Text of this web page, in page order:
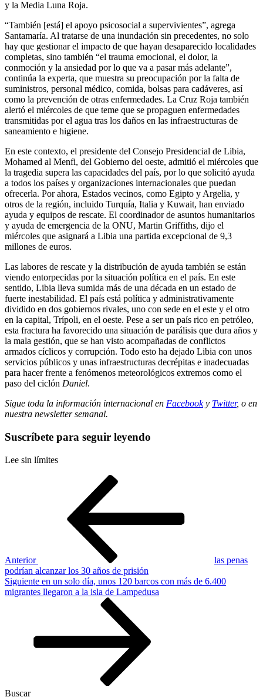
y la Media Luna Roja.
“También [está] el apoyo psicosocial a supervivientes”, agrega
Santamaría. Al tratarse de una inundación sin precedentes, no solo
hay que gestionar el impacto de que hayan desaparecido localidades
completas, sino también “el trauma emocional, el dolor, la
conmoción y la ansiedad por lo que va a pasar más adelante”,
continúa la experta, que muestra su preocupación por la falta de
suministros, personal médico, comida, bolsas para cadáveres, así
como la prevención de otras enfermedades. La Cruz Roja también
alertó el miércoles de que teme que se propaguen enfermedades
transmitidas por el agua tras los daños en las infraestructuras de
saneamiento e higiene.
En este contexto, el presidente del Consejo Presidencial de Libia,
Mohamed al Menfi, del Gobierno del oeste, admitió el miércoles que
la tragedia supera las capacidades del país, por lo que solicitó ayuda
a todos los países y organizaciones internacionales que puedan
ofrecerla. Por ahora, Estados vecinos, como Egipto y Argelia, y
otros de la región, incluido Turquía, Italia y Kuwait, han enviado
ayuda y equipos de rescate. El coordinador de asuntos humanitarios
y ayuda de emergencia de la ONU, Martin Griffiths, dijo el
miércoles que asignará a Libia una partida excepcional de 9,3
millones de euros.
Las labores de rescate y la distribución de ayuda también se están
viendo entorpecidas por la situación política en el país. En este
sentido, Libia lleva sumida más de una década en un estado de
fuerte inestabilidad. El país está política y administrativamente
dividido en dos gobiernos rivales, uno con sede en el este y el otro
en la capital, Trípoli, en el oeste. Pese a ser un país rico en petróleo,
esta fractura ha favorecido una situación de parálisis que dura años y
la mala gestión, que se han visto acompañadas de conflictos
armados cíclicos y corrupción. Todo esto ha dejado Libia con unos
servicios públicos y unas infraestructuras decrépitas e inadecuadas
para hacer frente a fenómenos meteorológicos extremos como el
paso del ciclón Daniel.
Sigue toda la información internacional en Facebooky Twitter, o en
nuestra newsletter semanal.
Suscríbete para seguir leyendo
Lee sin límites
Anterior
las penas
podrían alcanzar los 30 años de prisión
Siguiente
entrada
Siguiente en un solo día, unos 120 barcos con más de 6.400
migrantes llegaron a la isla de Lampedusa
Buscar